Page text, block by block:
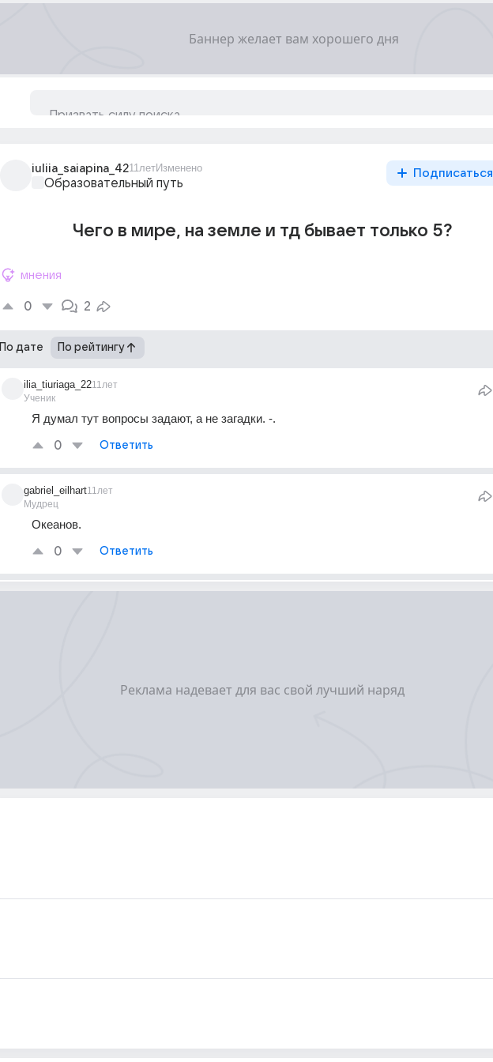
iuliia_saiapina_4211летИзменено
Образовательный путь
Подписаться
Чего в мире, на земле и тд бывает только 5?
мнения
0 2
По дате По рейтингу
ilia_tiuriaga_22
Ученик
11лет
Я думал тут вопросы задают, а не загадки. -.
0 Ответить
gabriel_eilhart
Мудрец
11лет
Океанов.
0 Ответить